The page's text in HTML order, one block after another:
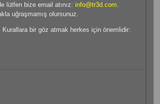
lütfen bize email atınız: info@tr3d.com.
uğraşmamış olursunuz.
Kurallara bir göz atmak herkes için önemlidir: